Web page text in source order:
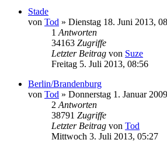
Stade
von Tod » Dienstag 18. Juni 2013,
1 Antworten
34163 Zugriffe
Letzter Beitrag von Suze
Freitag 5. Juli 2013, 08:56
Berlin/Brandenburg
von Tod » Donnerstag 1. Januar
2 Antworten
38791 Zugriffe
Letzter Beitrag von Tod
Mittwoch 3. Juli 2013, 05:27